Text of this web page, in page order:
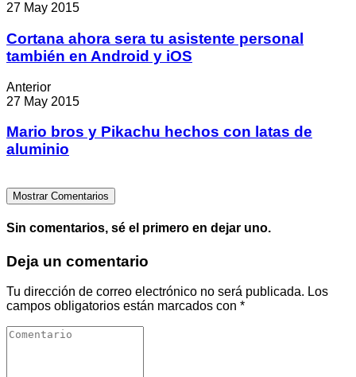
27 May 2015
Cortana ahora sera tu asistente personal
también en Android y iOS
Anterior
27 May 2015
Mario bros y Pikachu hechos con latas de
aluminio
Mostrar Comentarios
Sin comentarios, sé el primero en dejar uno.
Deja un comentario
Tu dirección de correo electrónico no será publicada. Los
campos obligatorios están marcados con *